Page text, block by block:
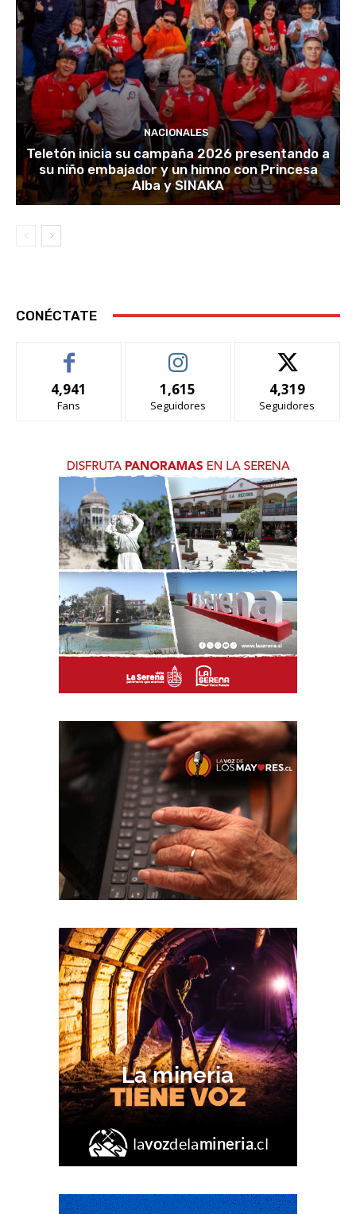
NACIONALES
Teletón inicia su campaña 2026 presentando a
su niño embajador y un himno con Princesa
Alba y SINAKA
CONÉCTATE
4,941
Fans
1,615
Seguidores
4,319
Seguidores